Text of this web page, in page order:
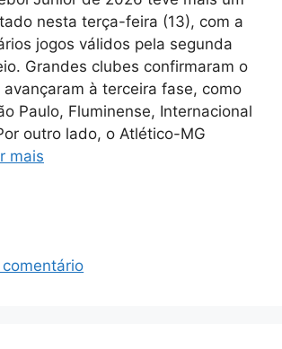
nesta terça-feira (13), com a
jogos válidos pela segunda
Grandes clubes confirmaram o
à terceira fase, como
Paulo, Fluminense, Internacional
outro lado, o Atlético-MG
mais